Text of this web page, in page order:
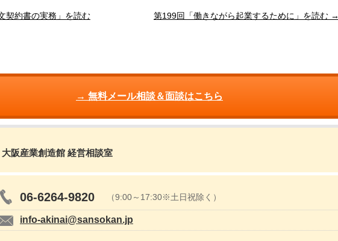
契約書の実務」を読む 第199回「働きながら起業するために」を読む →
→ 無料メール相談＆面談はこちら
大阪産業創造館 経営相談室
06-6264-9820 （9:00～17:30※土日祝除く）
info-akinai@sansokan.jp